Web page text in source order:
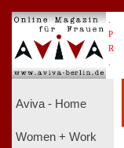
P
R
Aviva - Home
Women + Work